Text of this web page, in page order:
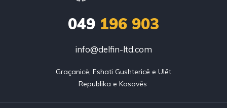
049 196 903
info@delfin-ltd.com
Graçanicë, Fshati Gushtericë e Ulët